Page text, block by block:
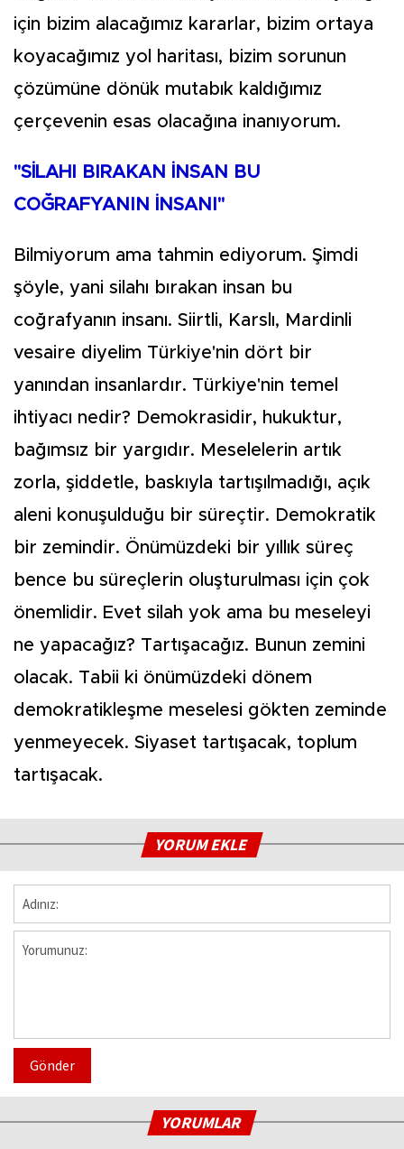
için bizim alacağımız kararlar, bizim ortaya
koyacağımız yol haritası, bizim sorunun
çözümüne dönük mutabık kaldığımız
çerçevenin esas olacağına inanıyorum.
"SİLAHI BIRAKAN İNSAN BU
COĞRAFYANIN İNSANI"
Bilmiyorum ama tahmin ediyorum. Şimdi
şöyle, yani silahı bırakan insan bu
coğrafyanın insanı. Siirtli, Karslı, Mardinli
vesaire diyelim Türkiye'nin dört bir
yanından insanlardır. Türkiye'nin temel
ihtiyacı nedir? Demokrasidir, hukuktur,
bağımsız bir yargıdır. Meselelerin artık
zorla, şiddetle, baskıyla tartışılmadığı, açık
aleni konuşulduğu bir süreçtir. Demokratik
bir zemindir. Önümüzdeki bir yıllık süreç
bence bu süreçlerin oluşturulması için çok
önemlidir. Evet silah yok ama bu meseleyi
ne yapacağız? Tartışacağız. Bunun zemini
olacak. Tabii ki önümüzdeki dönem
demokratikleşme meselesi gökten zeminde
yenmeyecek. Siyaset tartışacak, toplum
tartışacak.
YORUM EKLE
Gönder
YORUMLAR